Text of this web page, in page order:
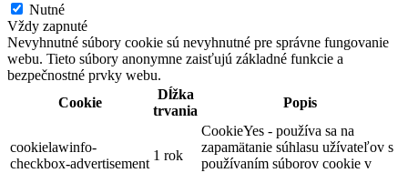
Nutné
Vždy zapnuté
Nevyhnutné súbory cookie sú nevyhnutné pre správne fungovanie
webu. Tieto súbory anonymne zaisťujú základné funkcie a
bezpečnostné prvky webu.
Cookie
Dĺžka
trvania
Popis
cookielawinfo-
checkbox-advertisement
1 rok
CookieYes - používa sa na
zapamätanie súhlasu užívateľov s
používaním súborov cookie v